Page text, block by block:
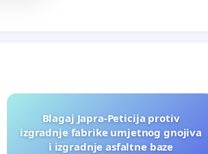
Blagaj Japra-Peticija protiv
izgradnje fabrike umjetnog gnojiva
i izgradnje asfaltne baze